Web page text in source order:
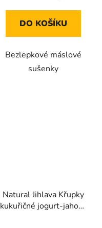
z
DO KOŠÍKU
Bezlepkové máslové
sušenky
Natural Jihlava Křupky
kukuřičné jogurt-jahoda